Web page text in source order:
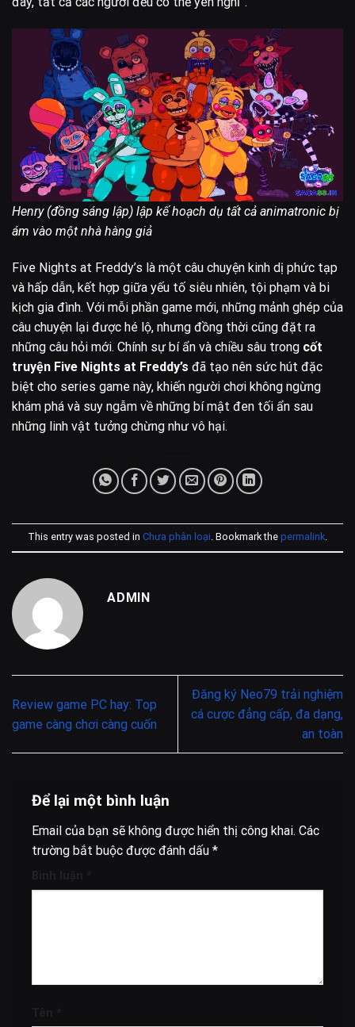
Henry (đồng sáng lập) lập kế hoạch dụ tất cả animatronic bị
ám vào một nhà hàng giả
Five Nights at Freddy’s là một câu chuyện kinh dị phức tạp
và hấp dẫn, kết hợp giữa yếu tố siêu nhiên, tội phạm và bi
kịch gia đình. Với mỗi phần game mới, những mảnh ghép của
câu chuyện lại được hé lộ, nhưng đồng thời cũng đặt ra
những câu hỏi mới. Chính sự bí ẩn và chiều sâu trong cốt
truyện Five Nights at Freddy’s đã tạo nên sức hút đặc
biệt cho series game này, khiến người chơi không ngừng
khám phá và suy ngẫm về những bí mật đen tối ẩn sau
những linh vật tưởng chừng như vô hại.
This entry was posted in Chưa phân loại. Bookmark the permalink.
ADMIN
Review game PC hay: Top
game càng chơi càng cuốn
Đăng ký Neo79 trải nghiệm
cá cược đẳng cấp, đa dạng,
an toàn
Để lại một bình luận
Email của bạn sẽ không được hiển thị công khai. Các
trường bắt buộc được đánh dấu *